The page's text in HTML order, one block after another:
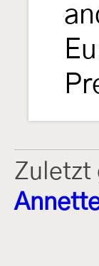
Zuletzt